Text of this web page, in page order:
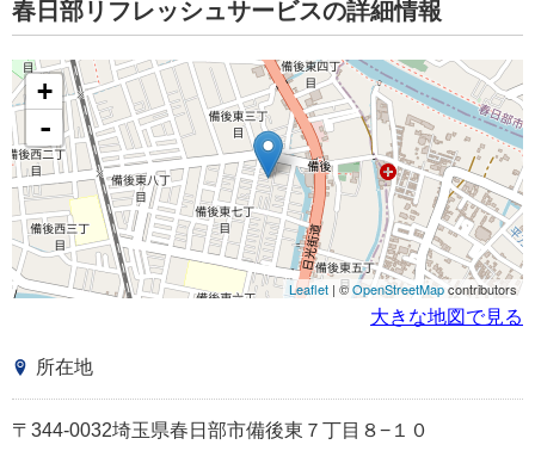
春日部リフレッシュサービスの詳細情報
+
-
Leaflet | ©OpenStreetMapcontributors
大きな地図で見る
所在地
〒344-0032埼玉県春日部市備後東７丁目８−１０